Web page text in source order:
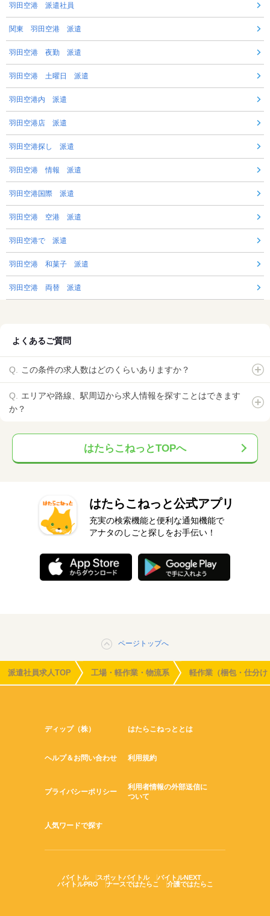
羽田空港 派遣社員
関東 羽田空港 派遣
羽田空港 夜勤 派遣
羽田空港 土曜日 派遣
羽田空港内 派遣
羽田空港店 派遣
羽田空港探し 派遣
羽田空港 情報 派遣
羽田空港国際 派遣
羽田空港 空港 派遣
羽田空港で 派遣
羽田空港 和菓子 派遣
羽田空港 両替 派遣
よくあるご質問
この条件の求人数はどのくらいありますか？
エリアや路線、駅周辺から求人情報を探すことはできます
か？
はたらこねっとTOPへ
はたらこねっと公式アプリ
充実の検索機能と便利な通知機能で
アナタのしごと探しをお手伝い！
ページトップへ
派遣社員求人TOP 工場・軽作業・物流系 軽作業（梱包・仕分け
ディップ（株） はたらこねっととは
ヘルプ＆お問い合わせ 利用規約
プライバシーポリシー
利用者情報の外部送信に
ついて
人気ワードで探す
バイトル スポットバイトル
バイトルNEXT
バイトルPRO
ナースではたらこ 介護ではたらこ